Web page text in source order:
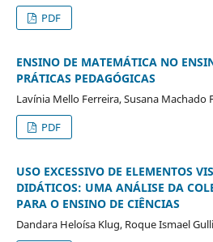
PDF
ENSINO DE MATEMÁTICA NO
PRÁTICAS PEDAGÓGICAS
Lavínia Mello Ferreira, Susana Machado
PDF
USO EXCESSIVO DE ELEMENTOS
DIDÁTICOS: UMA ANÁLISE DA
PARA O ENSINO DE CIÊNCIAS
Dandara Heloísa Klug, Roque Ismael